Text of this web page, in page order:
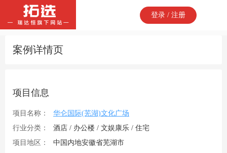
登录 / 注册
案例详情页
项目信息
项目名称：
华仑国际(芜湖)文化广场
行业分类：
酒店 / 办公楼 / 文娱康乐 / 住宅
项目地区：
中国内地安徽省芜湖市